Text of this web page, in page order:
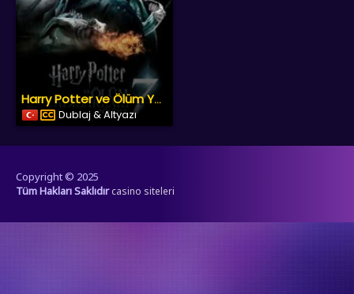
Harry Potter ve Ölüm Yadigârları: Bölüm 2
Dublaj & Altyazı
Copyright © 2025
Tüm Hakları Saklıdır casino siteleri